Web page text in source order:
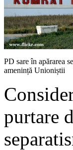
PD sare în apărarea
amenință Unioniștii
purtare